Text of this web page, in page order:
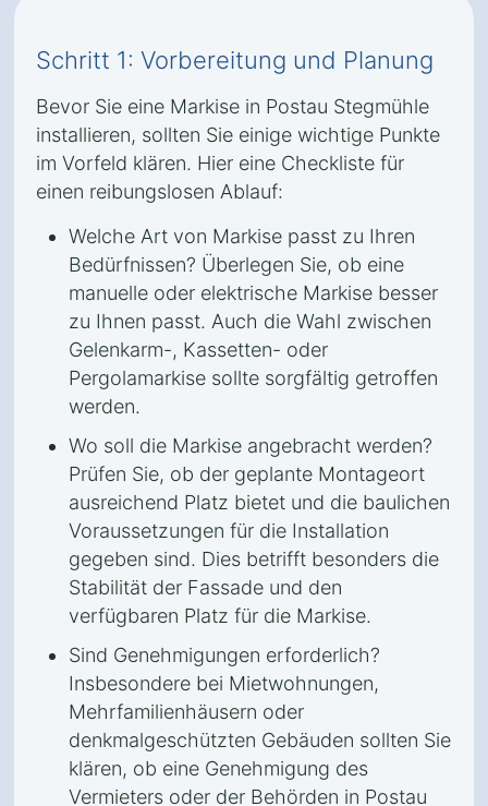
Schritt 1: Vorbereitung und Planung
Bevor Sie eine Markise in Postau Stegmühle
installieren, sollten Sie einige wichtige Punkte
im Vorfeld klären. Hier eine Checkliste für
einen reibungslosen Ablauf:
Welche Art von Markise passt zu Ihren
Bedürfnissen? Überlegen Sie, ob eine
manuelle oder elektrische Markise besser
zu Ihnen passt. Auch die Wahl zwischen
Gelenkarm-, Kassetten- oder
Pergolamarkise sollte sorgfältig getroffen
werden.
Wo soll die Markise angebracht werden?
Prüfen Sie, ob der geplante Montageort
ausreichend Platz bietet und die baulichen
Voraussetzungen für die Installation
gegeben sind. Dies betrifft besonders die
Stabilität der Fassade und den
verfügbaren Platz für die Markise.
Sind Genehmigungen erforderlich?
Insbesondere bei Mietwohnungen,
Mehrfamilienhäusern oder
denkmalgeschützten Gebäuden sollten Sie
klären, ob eine Genehmigung des
Vermieters oder der Behörden in Postau